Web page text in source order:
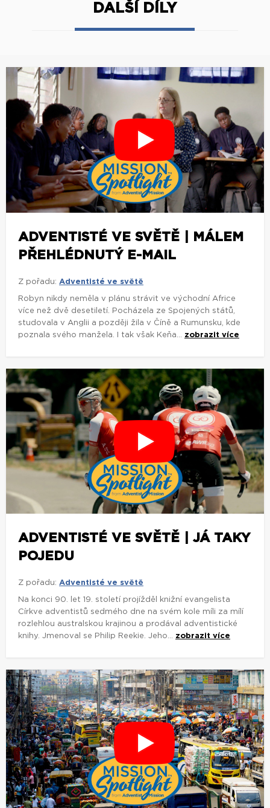
DALŠÍ DÍLY
ADVENTISTÉ VE SVĚTĚ | MÁLEM
PŘEHLÉDNUTÝ E-MAIL
Z pořadu: Adventisté ve světě
Robyn nikdy neměla v plánu strávit ve východní Africe
více než dvě desetiletí. Pocházela ze Spojených států,
studovala v Anglii a později žila v Číně a Rumunsku, kde
poznala svého manžela. I tak však Keňa... zobrazit více
ADVENTISTÉ VE SVĚTĚ | JÁ TAKY
POJEDU
Z pořadu: Adventisté ve světě
Na konci 90. let 19. století projížděl knižní evangelista
Církve adventistů sedmého dne na svém kole míli za mílí
rozlehlou australskou krajinou a prodával adventistické
knihy. Jmenoval se Philip Reekie. Jeho... zobrazit více